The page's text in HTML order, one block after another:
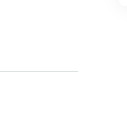
twee
en een
en Olivier, die